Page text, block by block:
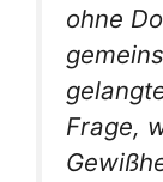
ohne
Frage,